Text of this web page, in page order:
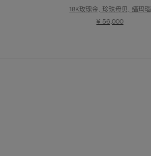
18K玫瑰金, 珍珠母贝, 缟玛瑙
¥ 56,000